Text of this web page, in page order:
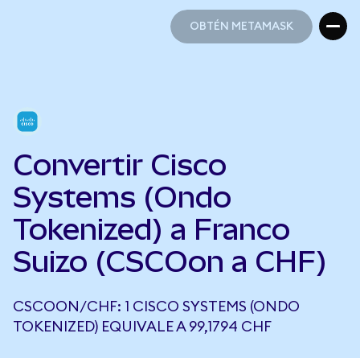
OBTÉN METAMASK
Convertir Cisco
Systems (Ondo
Tokenized) a Franco
Suizo (CSCOon a CHF)
CSCOON/CHF: 1 CISCO SYSTEMS (ONDO
TOKENIZED) EQUIVALE A 99,1794 CHF